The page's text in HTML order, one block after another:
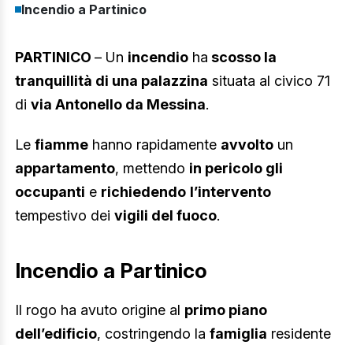
Incendio a Partinico
PARTINICO – Un incendio ha scosso la
tranquillità di una palazzina situata al civico 71
di via Antonello da Messina.
Le fiamme hanno rapidamente avvolto un
appartamento, mettendo in pericolo gli
occupanti e richiedendo l’intervento
tempestivo dei vigili del fuoco.
Incendio a Partinico
Il rogo ha avuto origine al primo piano
dell’edificio, costringendo la famiglia residente